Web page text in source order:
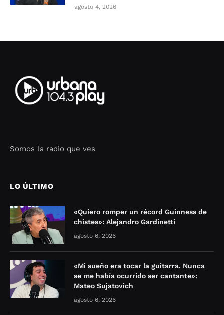
agosto 4, 2026
Somos la radio que ves
LO ÚLTIMO
«Quiero romper un récord Guinness de
chistes»: Alejandro Gardinetti
agosto 6, 2026
«Mi sueño era tocar la guitarra. Nunca
se me había ocurrido ser cantante»:
Mateo Sujatovich
agosto 6, 2026